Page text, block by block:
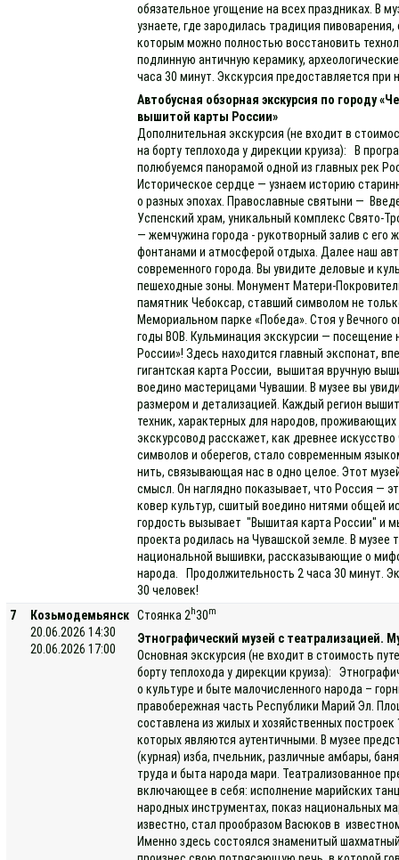
обязательное угощение на всех праздниках. В
узнаете, где зародилась традиция
которым можно полностью восстановить
подлинную античную керамику,
часа 30 минут. Экскурсия предоставляется при
Автобусная обзорная экскурсия по городу
вышитой карты России»
Дополнительная экскурсия (не входит в
на борту теплохода у дирекции круиза): В
полюбуемся панорамой одной из главных рек
Историческое сердце — узнаем историю
о разных эпохах. Православные святыни —
Успенский храм, уникальный комплекс Свято-
— жемчужина города - рукотворный залив с
фонтанами и атмосферой отдыха. Далее наш
современного города. Вы увидите деловые и
пешеходные зоны. Монумент Матери-
памятник Чебоксар, ставший символом не
Мемориальном парке «Победа». Стоя у Вечного
годы ВОВ. Кульминация экскурсии — посещение
России»! Здесь находится главный экспонат,
гигантская карта России, вышитая вручную
воедино мастерицами Чувашии. В музее вы
размером и детализацией. Каждый регион
техник, характерных для народов,
экскурсовод расскажет, как древнее
символов и оберегов, стало современным
нить, связывающая нас в одно целое. Этот
смысл. Он наглядно показывает, что Россия —
ковер культур, сшитый воедино нитями общей
гордость вызывает "Вышитая карта России" и
проекта родилась на Чувашской земле. В
национальной вышивки, рассказывающие о
народа. Продолжительность 2 часа 30 минут.
30 человек!
7
Козьмодемьянск
20.06.2026 14:30
20.06.2026 17:00
Стоянка 2 h30m
Этнографический музей с театрализацией.
Основная экскурсия (не входит в стоимость
борту теплохода у дирекции круиза):
о культуре и быте малочисленного народа –
правобережная часть Республики Марий Эл.
составлена из жилых и хозяйственных
которых являются аутентичными. В музее
(курная) изба, пчельник, различные амбары,
труда и быта народа мари. Театрализованное
включающее в себя: исполнение марийских
народных инструментах, показ национальных
известно, стал прообразом Васюков в
Именно здесь состоялся знаменитый